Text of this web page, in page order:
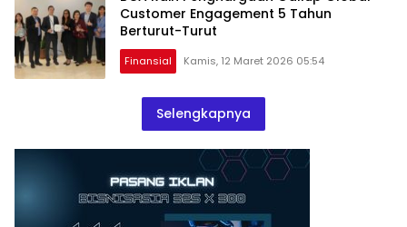
Customer Engagement 5 Tahun
Berturut-Turut
Finansial Kamis, 12 Maret 2026 05:54
Selengkapnya